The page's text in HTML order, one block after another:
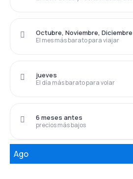
El mes más barato para viajar
Octubre, Noviembre, Diciembre
El día más barato para volar
jueves
precios más bajos
6 meses antes
Ago